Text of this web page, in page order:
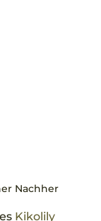
Nachher
Kikolily